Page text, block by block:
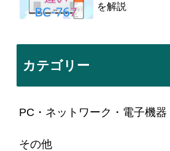
を解説
カテゴリー
PC・ネットワーク・電子機器
その他